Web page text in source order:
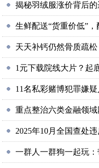
揭秘羽绒服涨价背后
生鲜配送“货重价低”
天天补钙仍然骨质疏
1元下载院线大片？起
11名私彩赌博犯罪嫌
重点整治六类金融领
2025年10月全国查处
一群人一群狗一起玩